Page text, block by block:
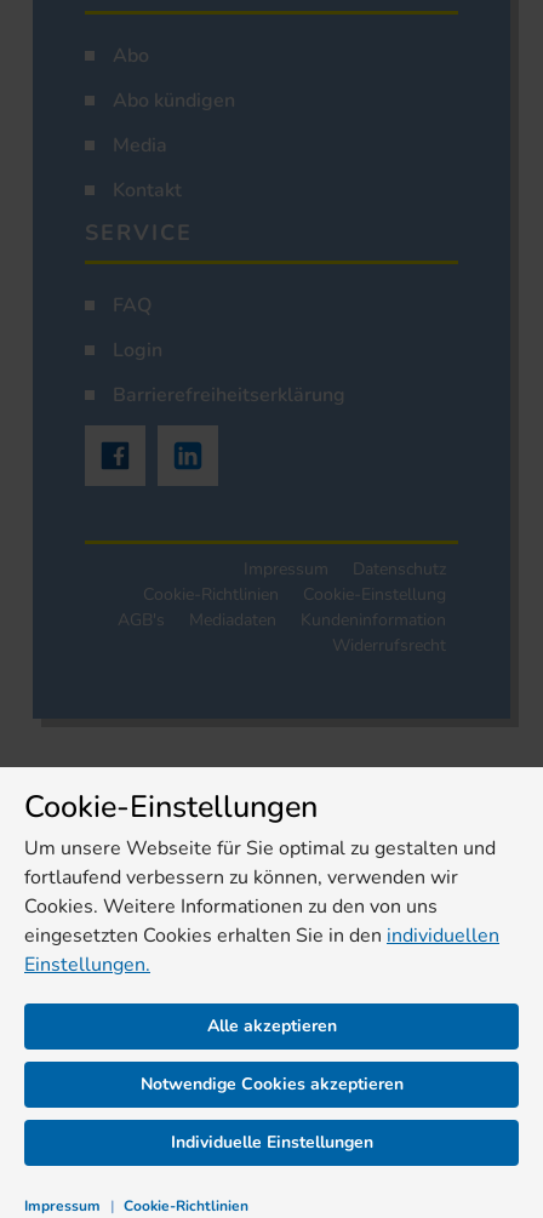
Abo
Abo kündigen
Media
Kontakt
SERVICE
FAQ
Login
Barrierefreiheitserklärung
Impressum
Datenschutz
Cookie-Richtlinien
Cookie-Einstellung
AGB's
Mediadaten
Kundeninformation
Widerrufsrecht
Cookie-Einstellungen
Um unsere Webseite für Sie optimal zu gestalten und
fortlaufend verbessern zu können, verwenden wir
Cookies. Weitere Informationen zu den von uns
eingesetzten Cookies erhalten Sie in den individuellen
Einstellungen.
Alle akzeptieren
Notwendige Cookies akzeptieren
Impressum | Cookie-Richtlinien
Individuelle Einstellungen